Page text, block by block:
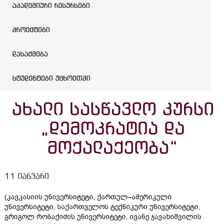
აკადემიური რესურსები
პროექტები
დასაქმება
სტუდენტები უცხოეთში
ახალი სასწავლო კურსი
„დემოკრატია და
მოქალაქეობა“
11 იანვარი
(კავკასიის უნივერსიტეტი, ქართულ–ამერიკული
უნივერსიტეტი, საქართველოს ტექნიკური უნივერსიტეტი,
გრიგოლ რობაქიძის უნივერსიტეტი, ივანე ჯავახიშვილის